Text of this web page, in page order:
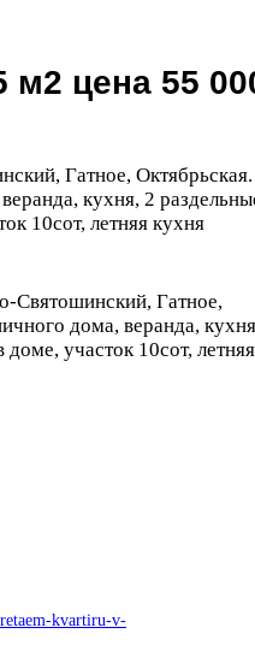
м2 цена 55
Гатное, Октябрьская.
кухня, 2
10сот, летняя кухня
Святошинский, Гатное,
дома, веранда,
доме, участок 10сот, летняя